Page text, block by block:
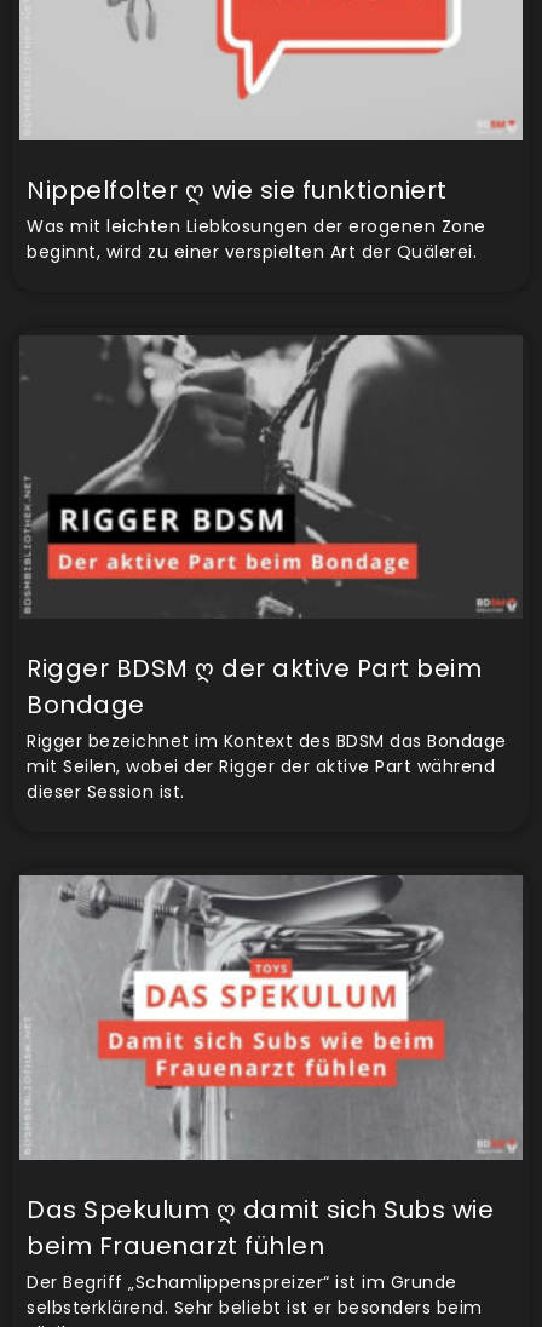
Nippelfolter ღ wie sie funktioniert
Was mit leichten Liebkosungen der erogenen Zone
beginnt, wird zu einer verspielten Art der Quälerei.
Rigger BDSM ღ der aktive Part beim
Bondage
Rigger bezeichnet im Kontext des BDSM das Bondage
mit Seilen, wobei der Rigger der aktive Part während
dieser Session ist.
Das Spekulum ღ damit sich Subs wie
beim Frauenarzt fühlen
Der Begriff „Schamlippenspreizer“ ist im Grunde
selbsterklärend. Sehr beliebt ist er besonders beim